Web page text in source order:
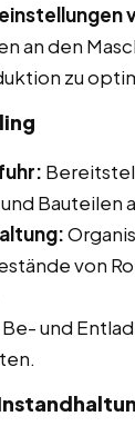
an den
zu
Bauteilen
von
Be- und